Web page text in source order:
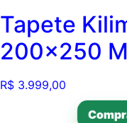
Tapete
200×250
R$ 3.999,00